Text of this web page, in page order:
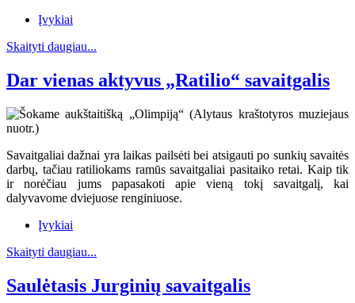
Įvykiai
Skaityti daugiau...
Dar vienas aktyvus „Ratilio“ savaitgalis
Savaitgaliai dažnai yra laikas pailsėti bei atsigauti po sunkių savaitės
darbų, tačiau ratiliokams ramūs savaitgaliai pasitaiko retai. Kaip tik
ir norėčiau jums papasakoti apie vieną tokį savaitgalį, kai
dalyvavome dviejuose renginiuose.
Įvykiai
Skaityti daugiau...
Saulėtasis Jurginių savaitgalis